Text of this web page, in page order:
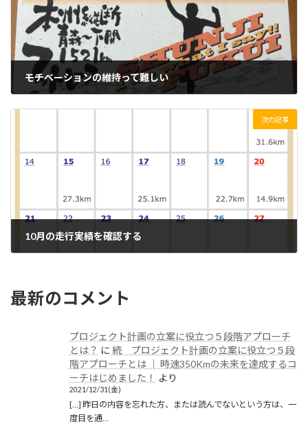
モチベーションの維持って難しい
次の記事
10月の走行実績を確認する
最新のコメント
プロジェクト計画の立案に役立つ５段階アプローチ
とは？ に 続 プロジェクト計画の立案に役立つ５段
階アプローチとは │ 時速350Kmの未来を達成するコ
ーチはじめました！
より
2021/12/31(金)
[…] 昨日の内容を忘れた方、または読んでないという方は、一
度目を通…